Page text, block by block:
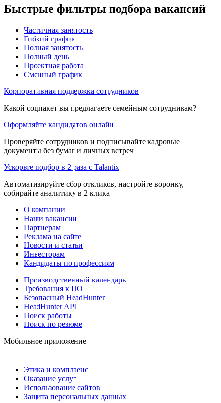
Быстрые фильтры подбора вакансий
Частичная занятость
Гибкий график
Полная занятость
Полный день
Проектная работа
Сменный график
Корпоративная поддержка сотрудников
Какой соцпакет вы предлагаете семейным сотрудникам?
Оформляйте кандидатов онлайн
Проверяйте сотрудников и подписывайте кадровые
документы без бумаг и личных встреч
Ускорьте подбор в 2 раза с Talantix
Автоматизируйте сбор откликов, настройте воронку,
собирайте аналитику в 2 клика
О компании
Наши вакансии
Партнерам
Реклама на сайте
Новости и статьи
Инвесторам
Кандидаты по профессиям
Производственный календарь
Требования к ПО
Безопасный HeadHunter
HeadHunter API
Поиск работы
Поиск по резюме
Мобильное приложение
Этика и комплаенс
Оказание услуг
Использование сайтов
Защита персональных данных